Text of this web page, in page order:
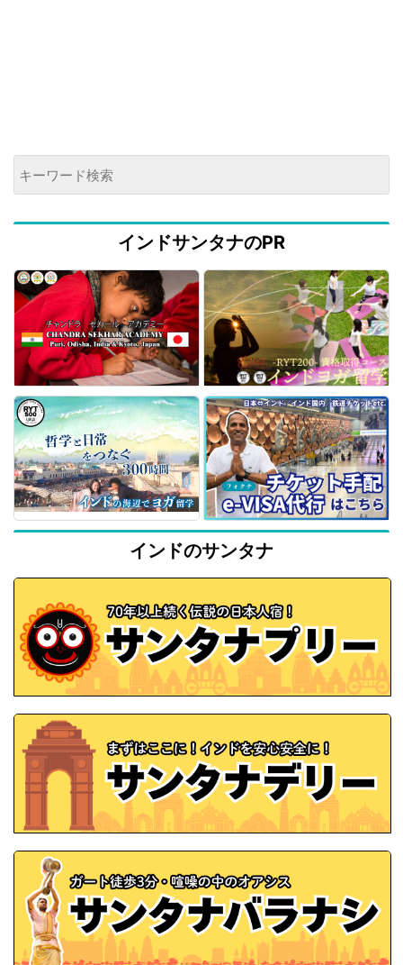
インドサンタナのPR
インドのサンタナ